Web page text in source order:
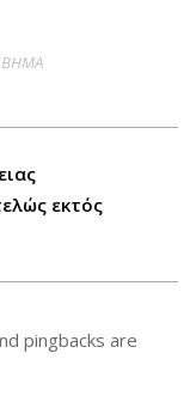
ΒΗΜΑ
εκτός
pingbacks are